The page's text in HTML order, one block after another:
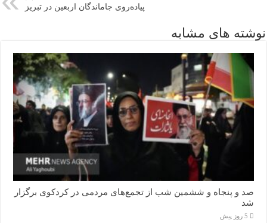
پیاده‌روی جاماندگان اربعین در تبریز
نوشته های مشابه
صد و پنجاه‌ و ششمین شب از تجمع‌های مردمی در کردکوی برگزار
شد
5 روز پیش